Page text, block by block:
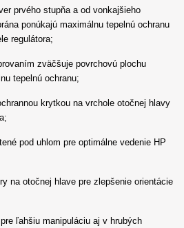
prvého stupňa a od vonkajšieho
ponúkajú maximálnu tepelnú ochranu
regulátora;
zväčšuje povrchovú plochu
tepelnú ochranu;
krytkou na vrchole otočnej hlavy
pod uhlom pre optimálne vedenie HP
na otočnej hlave pre zlepšenie orientácie
ľahšiu manipuláciu aj v hrubých